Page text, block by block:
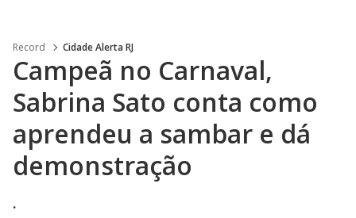
Record Cidade Alerta RJ
Campeã no Carnaval,
Sabrina Sato conta como
aprendeu a sambar e dá
demonstração
.